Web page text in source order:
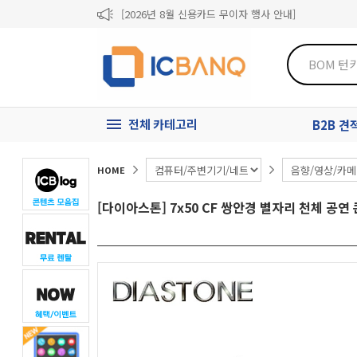
[2026년 8월 신용카드 무이자 행사 안내]
[마일리지 적립 및 사용 정책 개편 안내]
전체 카테고리 B2B 견
HOME
[다이아스톤] 7x50 CF 쌍안경 별자리 천체 공연